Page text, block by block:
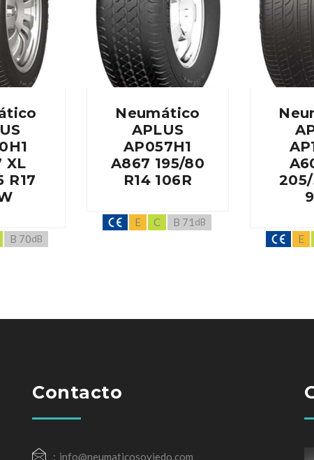
XL
R17
B 70dB
Neumático
APLUS
AP057H1
A867 195/80
R14 106R
E C B 71 dB
E
Contacto
info@neumaticosoviedo.com